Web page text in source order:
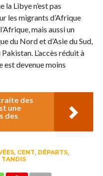
Libye n’est pas
les migrants d’Afrique
mais aussi un
du Nord et d’Asie du Sud,
L’accès réduit à
est devenue moins
des
une
des
, CENT DÉPARTS,
TANDIS